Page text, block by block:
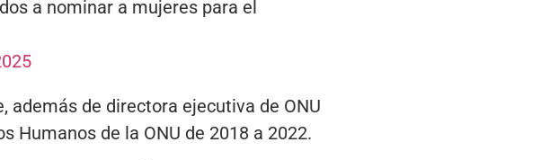
a nominar a mujeres para el
además de directora ejecutiva de ONU
Humanos de la ONU de 2018 a 2022.